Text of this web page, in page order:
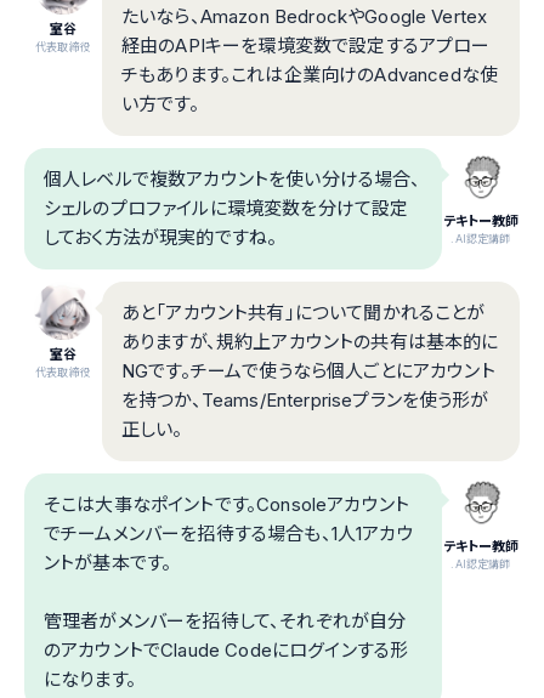
室谷
代表取締役
たいなら、Amazon BedrockやGoogle Vertex
経由のAPIキーを環境変数で設定するアプロー
チもあります。これは企業向けのAdvancedな使
い方です。
テキトー教師
.AI認定講師
個人レベルで複数アカウントを使い分ける場合、
シェルのプロファイルに環境変数を分けて設定
しておく方法が現実的ですね。
室谷
代表取締役
あと「アカウント共有」について聞かれることが
ありますが、規約上アカウントの共有は基本的に
NGです。チームで使うなら個人ごとにアカウント
を持つか、Teams/Enterpriseプランを使う形が
正しい。
テキトー教師
.AI認定講師
そこは大事なポイントです。Consoleアカウント
でチームメンバーを招待する場合も、1人1アカウ
ントが基本です。
管理者がメンバーを招待して、それぞれが自分
のアカウントでClaude Codeにログインする形
になります。